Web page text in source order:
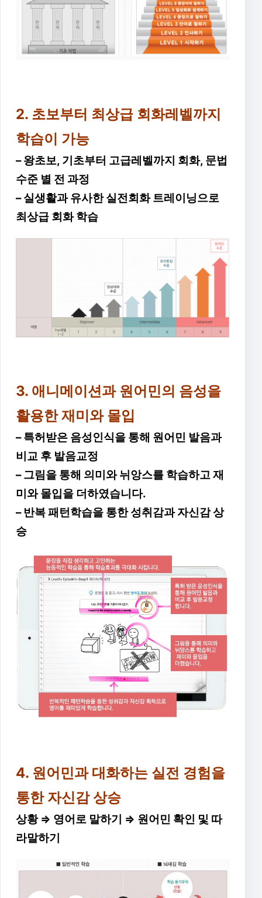
2. 초보부터 최상급 회화레벨까지
학습이 가능
– 왕초보, 기초부터 고급레벨까지 회화, 문법
수준 별 전 과정
– 실생활과 유사한 실전회화 트레이닝으로
최상급 회화 학습
3. 애니메이션과 원어민의 음성을
활용한 재미와 몰입
– 특허받은 음성인식을 통해 원어민 발음과
비교 후 발음교정
– 그림을 통해 의미와 뉘앙스를 학습하고 재
미와 몰입을 더하였습니다.
– 반복 패턴학습을 통한 성취감과 자신감 상
승
4. 원어민과 대화하는 실전 경험을
통한 자신감 상승
상황 ⇒ 영어로 말하기 ⇒ 원어민 확인 및 따
라말하기